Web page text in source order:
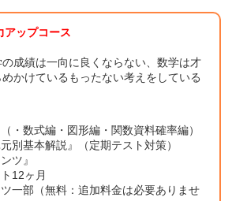
アップコース
成績は一向に良くならない、数学は才
かけているもったない考えをしている
（・数式編・図形編・関数資料確率編）
元別基本解説』（定期テスト対策）
ツ』
12ヶ月
一部（無料：追加料金は必要ありませ